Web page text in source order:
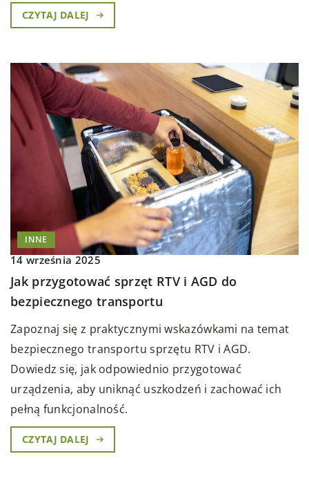
CZYTAJ DALEJ
INNE
14 września 2025
Jak przygotować sprzęt RTV i AGD do
bezpiecznego transportu
Zapoznaj się z praktycznymi wskazówkami na temat
bezpiecznego transportu sprzętu RTV i AGD.
Dowiedz się, jak odpowiednio przygotować
urządzenia, aby uniknąć uszkodzeń i zachować ich
pełną funkcjonalność.
CZYTAJ DALEJ